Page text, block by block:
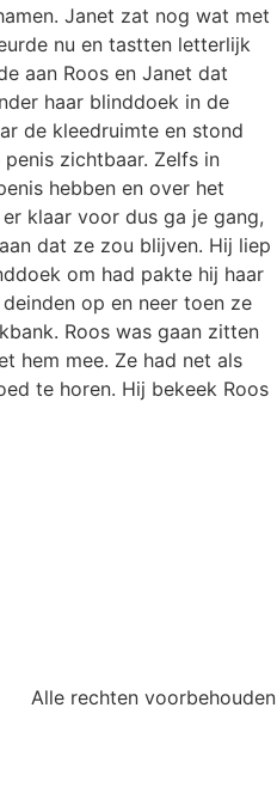
Janet zat nog wat met
nu en tastten letterlijk
aan Roos en Janet dat
haar blinddoek in de
de kleedruimte en stond
zichtbaar. Zelfs in
hebben en over het
klaar voor dus ga je gang,
dat ze zou blijven. Hij liep
om had pakte hij haar
op en neer toen ze
Roos was gaan zitten
hem mee. Ze had net als
te horen. Hij bekeek Roos
Alle rechten voorbehouden